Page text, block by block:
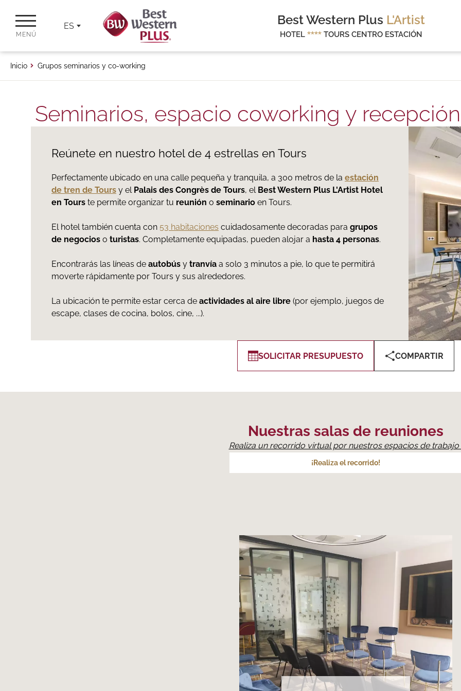
MENÚ
ES Best Western Plus L'Artist
HOTEL ****TOURS CENTRO ESTACIÓN
Inicio Grupos seminarios y co-working
Seminarios, espacio coworking y
Reúnete en nuestro hotel de 4 estrellas en Tours
Perfectamente ubicado en una calle pequeña y tranquila, a 300 metros de la estación
de tren de Tours y el Palais des Congrès de Tours, el Best Western Plus L'Artist Hotel
en Tours te permite organizar tu reunión o seminario en Tours.
El hotel también cuenta con 53 habitaciones cuidadosamente decoradas para grupos
de negocios o turistas. Completamente equipadas, pueden alojar a hasta 4 personas.
Encontrarás las líneas de autobús y tranvía a solo 3 minutos a pie, lo que te permitirá
moverte rápidamente por Tours y sus alrededores.
La ubicación te permite estar cerca de actividades al aire libre (por ejemplo, juegos de
escape, clases de cocina, bolos, cine, ...).
SOLICITAR PRESUPUESTO COMPARTIR
Nuestras salas de reuniones
Realiza un recorrido virtual por nuestros espacios de trabajo
¡Realiza el recorrido!